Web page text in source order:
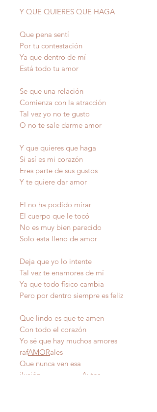
Y QUE QUIERES QUE HAGA
Que pena sentí
Por tu contestación
Ya que dentro de mí
Está todo tu amor
Se que una relación
Comienza con la atracción
Tal vez yo no te gusto
O no te sale darme amor
Y que quieres que haga
Si así es mi corazón
Eres parte de sus gustos
Y te quiere dar amor
El no ha podido mirar
El cuerpo que le tocó
No es muy bien parecido
Solo esta lleno de amor
Deja que yo lo intente
Tal vez te enamores de mí
Ya que todo físico cambia
Pero por dentro siempre es feliz
Que lindo es que te amen
Con todo el corazón
Yo sé que hay muchos amores
rafAMORales
Que nunca ven esa
ilusión Autor